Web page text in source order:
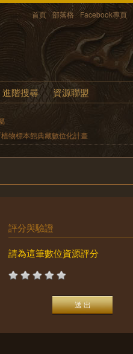
首頁 部落格 Facebook專頁
進階搜尋 資源聯盟
物標本館典藏數位化計畫
評分與驗證
請為這筆數位資源評分